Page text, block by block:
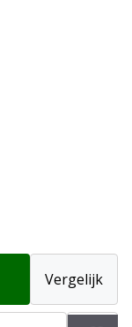
Vergelijk